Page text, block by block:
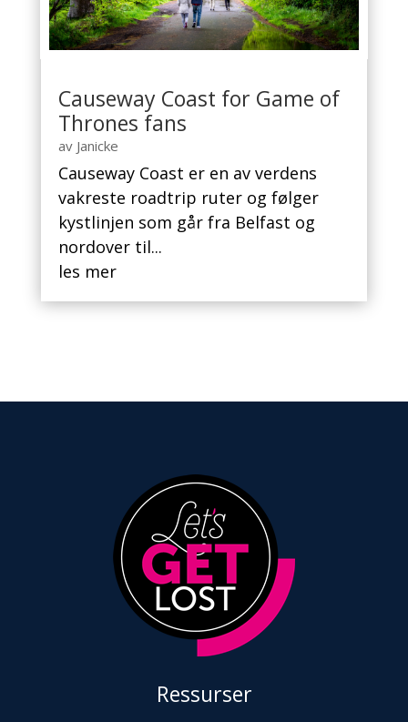
Causeway Coast for Game of
Thrones fans
av Janicke
Causeway Coast er en av verdens
vakreste roadtrip ruter og følger
kystlinjen som går fra Belfast og
nordover til...
les mer
Ressurser